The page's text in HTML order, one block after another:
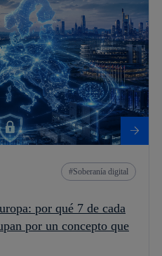
Soberanía digital
por qué 7 de cada
por un concepto que